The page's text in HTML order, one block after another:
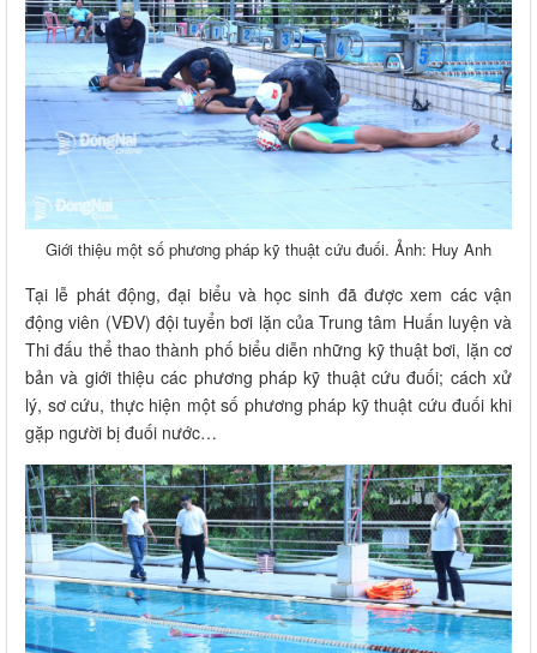
Giới thiệu một số phương pháp kỹ thuật cứu đuối. Ảnh: Huy Anh
Tại lễ phát động, đại biểu và học sinh đã được xem các vận
động viên (VĐV) đội tuyển bơi lặn của Trung tâm Huấn luyện và
Thi đấu thể thao thành phố biểu diễn những kỹ thuật bơi, lặn cơ
bản và giới thiệu các phương pháp kỹ thuật cứu đuối; cách xử
lý, sơ cứu, thực hiện một số phương pháp kỹ thuật cứu đuối khi
gặp người bị đuối nước…